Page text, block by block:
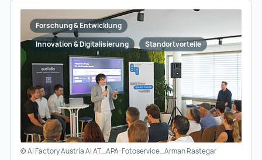
Forschung & Entwicklung
Innovation & Digitalisierung
Standortvorteile
© AI Factory Austria AI AT_APA-Fotoservice_Arman Rastegar